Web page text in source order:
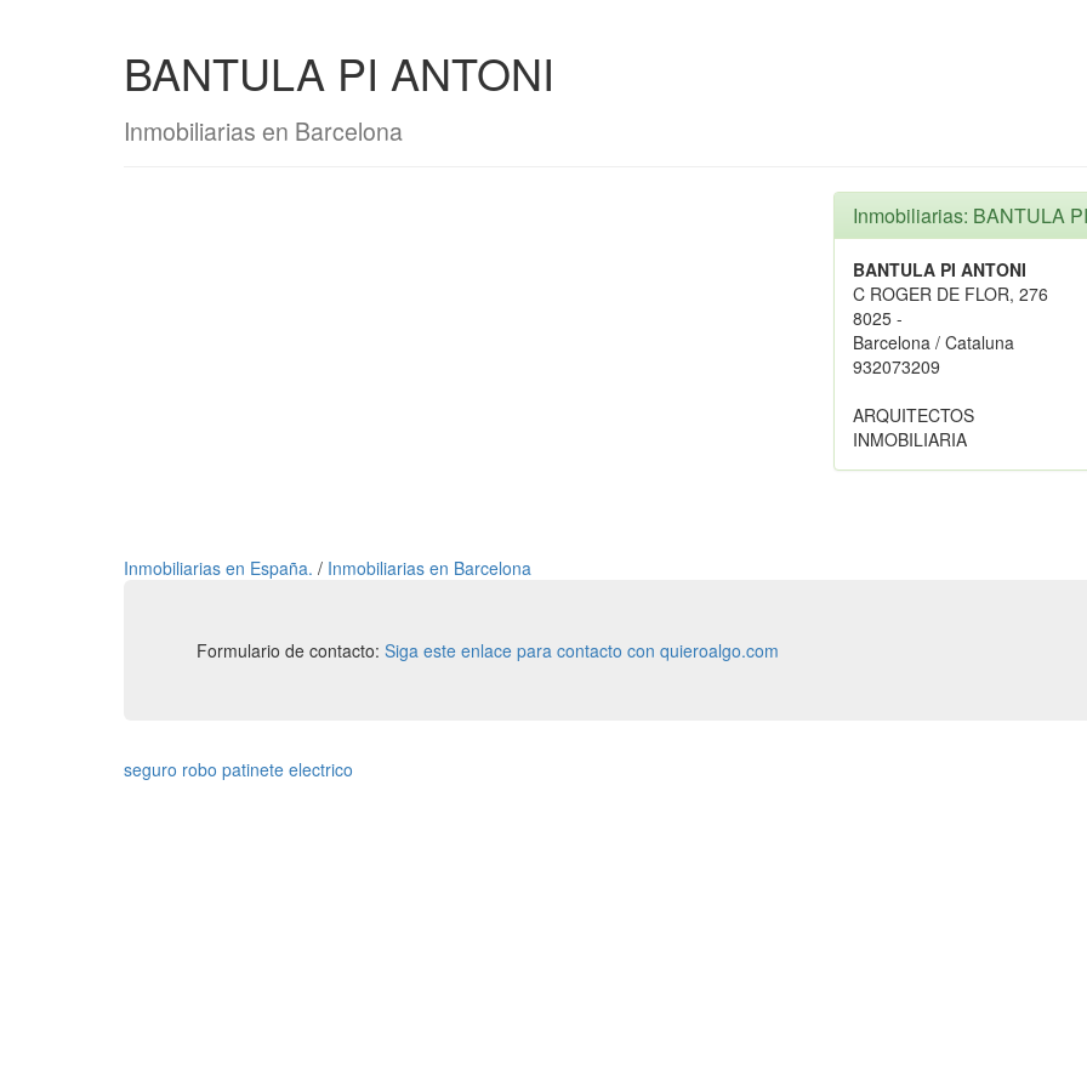
BANTULA PI ANTONI
Inmobiliarias en Barcelona
Inmobiliarias: BANTULA
BANTULA PI ANTONI
C ROGER DE FLOR, 276
8025 -
Barcelona / Cataluna
932073209
ARQUITECTOS
INMOBILIARIA
Inmobiliarias en España. / Inmobiliarias en Barcelona
Formulario de contacto: Siga este enlace para contacto con quieroalgo.com
seguro robo patinete electrico